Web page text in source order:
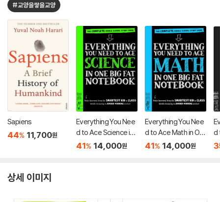
#교양을쌓을교양
Sapiens
44% 11,700원
Everything You Nee
d to Ace Science in
One Big Fat Notebo
41% 14,000원
Everything You Nee
d to Ace Math in On
e Big Fat Notebook
41% 14,000원
d
상세 이미지